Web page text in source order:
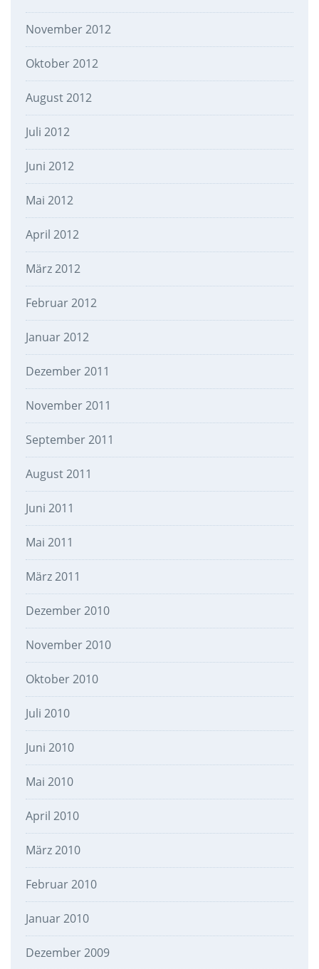
November 2012
Oktober 2012
August 2012
Juli 2012
Juni 2012
Mai 2012
April 2012
März 2012
Februar 2012
Januar 2012
Dezember 2011
November 2011
September 2011
August 2011
Juni 2011
Mai 2011
März 2011
Dezember 2010
November 2010
Oktober 2010
Juli 2010
Juni 2010
Mai 2010
April 2010
März 2010
Februar 2010
Januar 2010
Dezember 2009